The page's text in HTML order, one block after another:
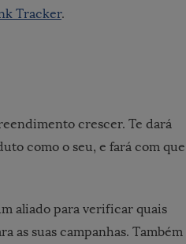
Tracker.
crescer. Te dará
como o seu, e fará com que
aliado para verificar quais
as suas campanhas. Também